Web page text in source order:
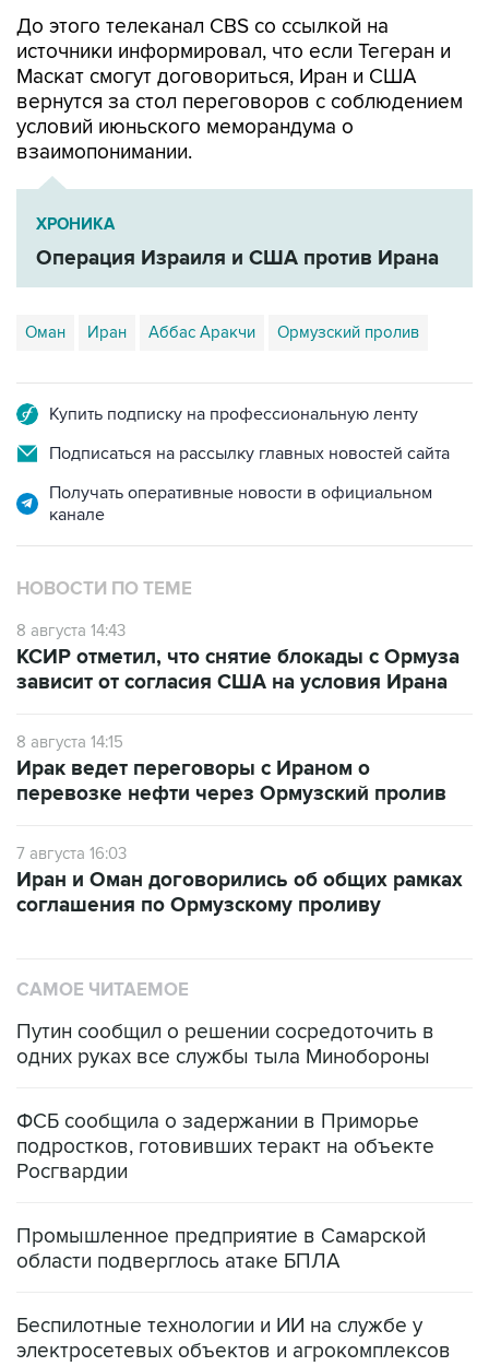
До этого телеканал CBS со ссылкой на
источники информировал, что если Тегеран и
Маскат смогут договориться, Иран и США
вернутся за стол переговоров с соблюдением
условий июньского меморандума о
взаимопонимании.
ХРОНИКА
Операция Израиля и США против Ирана
Оман Иран Аббас Аракчи Ормузский пролив
Купить подписку на профессиональную ленту
Подписаться на рассылку главных новостей сайта
Получать оперативные новости в официальном
канале
НОВОСТИ ПО ТЕМЕ
8 августа 14:43
КСИР отметил, что снятие блокады с Ормуза
зависит от согласия США на условия Ирана
8 августа 14:15
Ирак ведет переговоры с Ираном о
перевозке нефти через Ормузский пролив
7 августа 16:03
Иран и Оман договорились об общих рамках
соглашения по Ормузскому проливу
САМОЕ ЧИТАЕМОЕ
Путин сообщил о решении сосредоточить в
одних руках все службы тыла Минобороны
ФСБ сообщила о задержании в Приморье
подростков, готовивших теракт на объекте
Росгвардии
Промышленное предприятие в Самарской
области подверглось атаке БПЛА
Беспилотные технологии и ИИ на службе у
электросетевых объектов и агрокомплексов